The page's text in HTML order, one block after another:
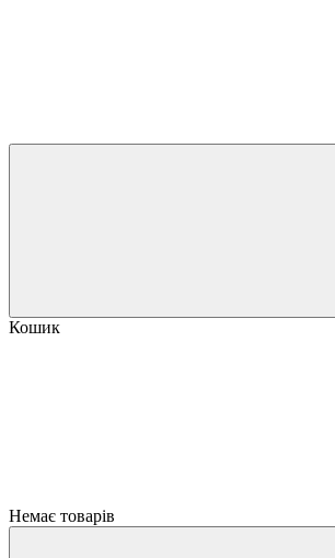
Кошик
Немає товарів